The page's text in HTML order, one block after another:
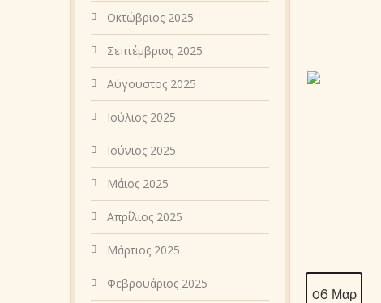
06 Μαρ
Οκτώβριος 2025
Σεπτέμβριος 2025
Αύγουστος 2025
Ιούλιος 2025
Ιούνιος 2025
Μάιος 2025
Απρίλιος 2025
Μάρτιος 2025
Φεβρουάριος 2025